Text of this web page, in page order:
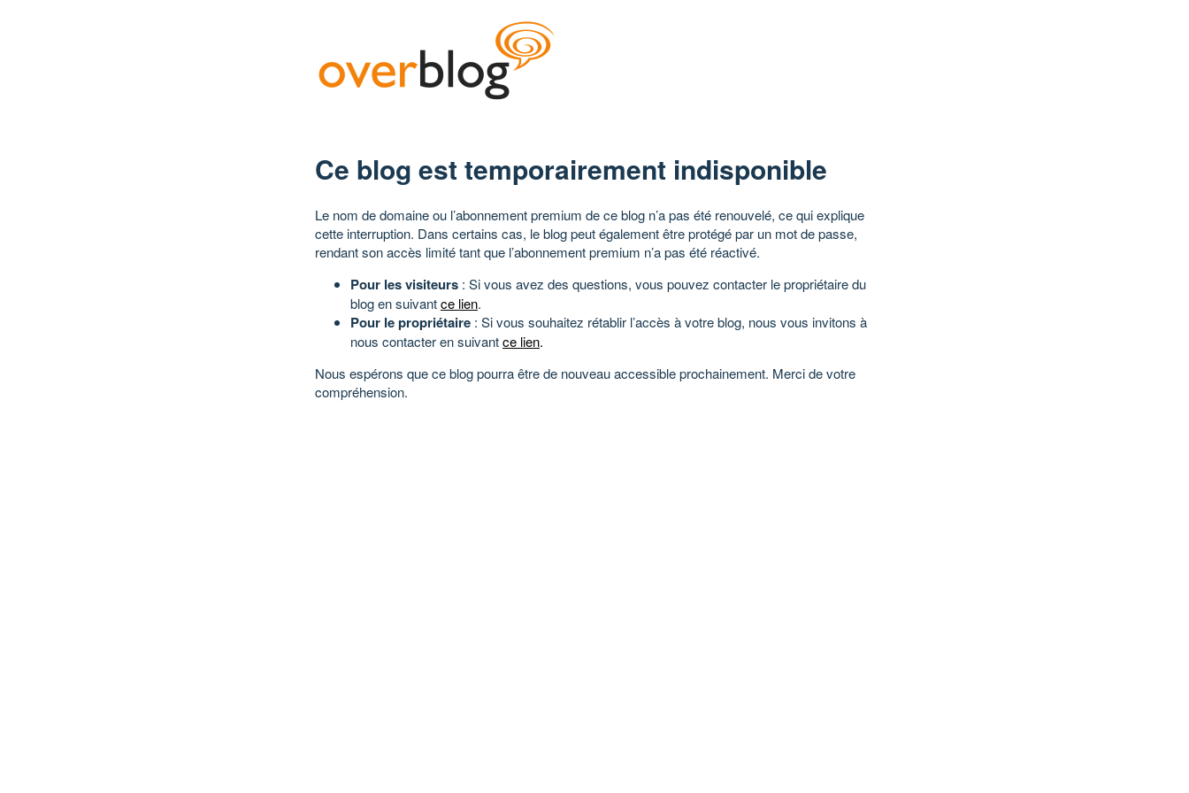
Ce blog est temporairement indisponible
Le nom de domaine ou l’abonnement premium de ce blog n’a pas été renouvelé, ce qui explique
cette interruption. Dans certains cas, le blog peut également être protégé par un mot de passe,
rendant son accès limité tant que l’abonnement premium n’a pas été réactivé.
Pour les visiteurs : Si vous avez des questions, vous pouvez contacter le propriétaire du
blog en suivantce lien.
Pour le propriétaire : Si vous souhaitez rétablir l’accès à votre blog, nous vous invitons à
nous contacter en suivantce lien.
Nous espérons que ce blog pourra être de nouveau accessible prochainement. Merci de votre
compréhension.